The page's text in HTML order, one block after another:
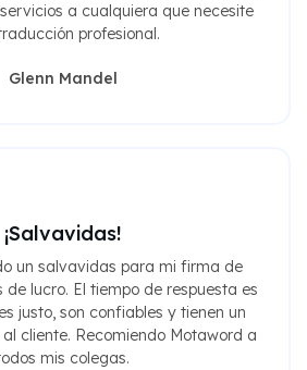
a cualquiera que necesite
profesional.
Glenn Mandel
¡Salvavidas!
un salvavidas para mi firma de
lucro. El tiempo de respuesta es
justo, son confiables y tienen un
cliente. Recomiendo Motaword a
mis colegas.